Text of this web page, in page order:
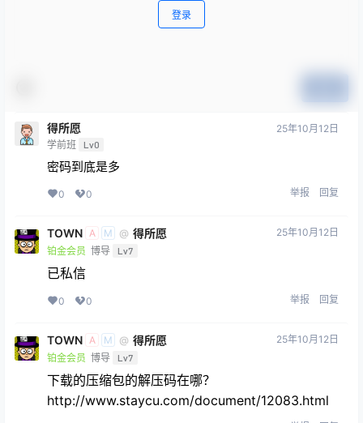
登录
得所愿
学前班 Lv0
25年10月12日
密码到底是多
0 0 举报 回复
TOWN A M @ 得所愿
铂金会员 博导 Lv7
25年10月12日
已私信
0 0 举报 回复
TOWN A M @ 得所愿
铂金会员 博导 Lv7
25年10月12日
下载的压缩包的解压码在哪？
http://www.staycu.com/document/12083.html